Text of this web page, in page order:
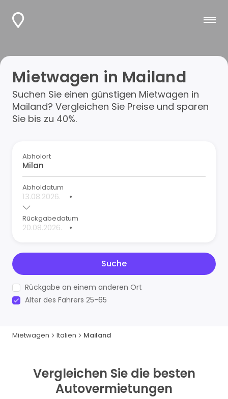
Mietwagen in Mailand
Suchen Sie einen günstigen Mietwagen in
Mailand? Vergleichen Sie Preise und sparen
Sie bis zu 40%.
Abholort
Abholdatum
•
Rückgabedatum
•
Suche
Rückgabe an einem anderen Ort
Alter des Fahrers 25-65
Mietwagen Italien Mailand
Vergleichen Sie die besten
Autovermietungen